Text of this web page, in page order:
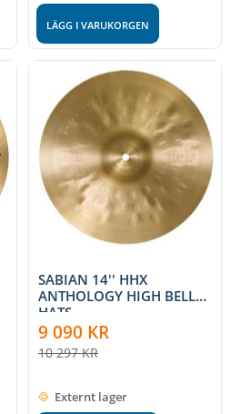
LÄGG I VARUKORGEN
SABIAN 14'' HHX
ANTHOLOGY HIGH BELL
HATS
9 090 KR
10 297KR
Externt lager